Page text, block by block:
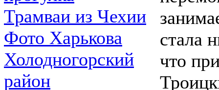
Трамваи из Чехии
Фото Харькова
Холодногорский
район
стала
что